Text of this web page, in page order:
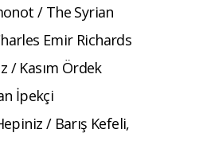
/ The Syrian
Emir Richards
/ Kasım Ördek
İpekçi
/ Barış Kefeli,